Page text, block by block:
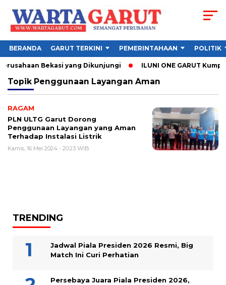
BERANDA GARUT TERKINI PEMERINTAHAAN POLITIK
Bekasi yang Dikunjungi ILUNI ONE GARUT
Topik Penggunaan Layangan Aman
RAGAM
PLN ULTG Garut Dorong
Penggunaan Layangan yang Aman
Terhadap Instalasi Listrik
Kamis, 16 Mei 2024 - 20:23 WIB
TRENDING
Jadwal Piala Presiden 2026 Resmi, Big
Match Ini Curi Perhatian
Persebaya Juara Piala Presiden 2026,